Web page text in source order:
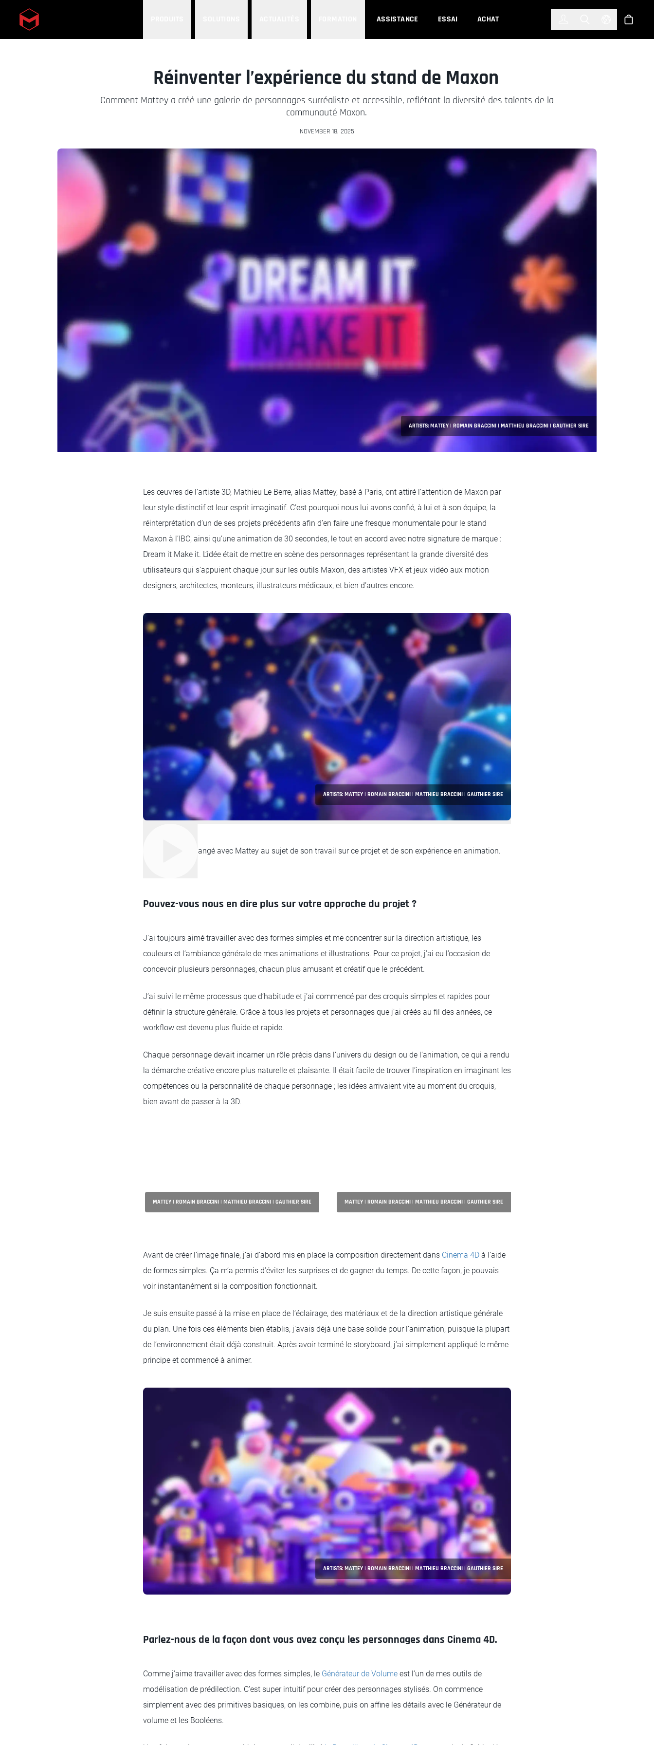
Skip to main content ASSISTANCE ESSAI ACHAT Select
ARTISTS: MATTEY | ROMAIN BRACCINI | MATTHIEU BRACCINI | GAUTHIER SIRE
Réinventer l’expérience du stand de Maxon
Comment Mattey a créé une galerie de personnages surréaliste et accessible, reflétant la diversité des talents de la
communauté Maxon.
NOVEMBER 18, 2025
Les œuvres de l’artiste 3D, Mathieu Le Berre, alias Mattey, basé à Paris, ont attiré l’attention de Maxon par
leur style distinctif et leur esprit imaginatif. C’est pourquoi nous lui avons confié, à lui et à son équipe, la
réinterprétation d’un de ses projets précédents afin d’en faire une fresque monumentale pour le stand
Maxon à l’IBC, ainsi qu’une animation de 30 secondes, le tout en accord avec notre signature de marque :
Dream it Make it. L’idée était de mettre en scène des personnages représentant la grande diversité des
utilisateurs qui s’appuient chaque jour sur les outils Maxon, des artistes VFX et jeux vidéo aux motion
designers, architectes, monteurs, illustrateurs médicaux, et bien d’autres encore.
ARTISTS: MATTEY | ROMAIN BRACCINI | MATTHIEU BRACCINI | GAUTHIER SIRE
Nous avons échangé avec Mattey au sujet de son travail sur ce projet et de son expérience en animation.
Pouvez-vous nous en dire plus sur votre approche du projet ?
J’ai toujours aimé travailler avec des formes simples et me concentrer sur la direction artistique, les
couleurs et l’ambiance générale de mes animations et illustrations. Pour ce projet, j’ai eu l’occasion de
concevoir plusieurs personnages, chacun plus amusant et créatif que le précédent.
J’ai suivi le même processus que d’habitude et j’ai commencé par des croquis simples et rapides pour
définir la structure générale. Grâce à tous les projets et personnages que j’ai créés au fil des années, ce
workflow est devenu plus fluide et rapide.
Chaque personnage devait incarner un rôle précis dans l’univers du design ou de l’animation, ce qui a rendu
la démarche créative encore plus naturelle et plaisante. Il était facile de trouver l’inspiration en imaginant les
compétences ou la personnalité de chaque personnage ; les idées arrivaient vite au moment du croquis,
bien avant de passer à la 3D.
MATTEY | ROMAIN BRACCINI | MATTHIEU BRACCINI | GAUTHIER SIRE MATTEY | ROMAIN BRACCINI | MATTHIEU BRACCINI | GAUTHIER SIRE
Avant de créer l’image finale, j’ai d’abord mis en place la composition directement dans Cinema 4D à l’aide
de formes simples. Ça m’a permis d’éviter les surprises et de gagner du temps. De cette façon, je pouvais
voir instantanément si la composition fonctionnait.
Je suis ensuite passé à la mise en place de l’éclairage, des matériaux et de la direction artistique générale
du plan. Une fois ces éléments bien établis, j’avais déjà une base solide pour l’animation, puisque la plupart
de l’environnement était déjà construit. Après avoir terminé le storyboard, j’ai simplement appliqué le même
principe et commencé à animer.
ARTISTS: MATTEY | ROMAIN BRACCINI | MATTHIEU BRACCINI | GAUTHIER SIRE
Parlez-nous de la façon dont vous avez conçu les personnages dans Cinema 4D.
Comme j’aime travailler avec des formes simples, le Générateur de Volume est l’un de mes outils de
modélisation de prédilection. C’est super intuitif pour créer des personnages stylisés. On commence
simplement avec des primitives basiques, on les combine, puis on affine les détails avec le Générateur de
volume et les Booléens.